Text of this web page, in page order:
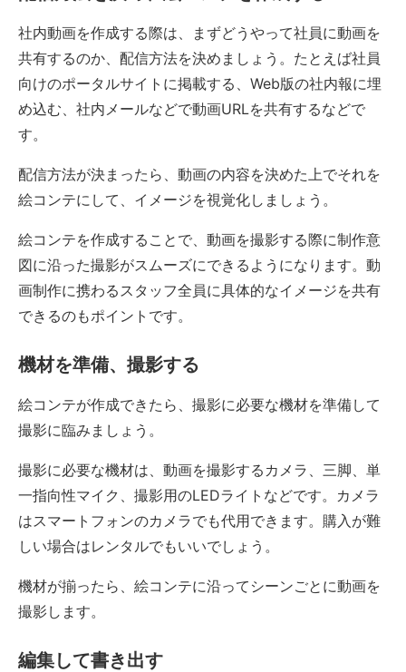
社内動画を作成する際は、まずどうやって社員に動画を
共有するのか、配信方法を決めましょう。たとえば社員
向けのポータルサイトに掲載する、Web版の社内報に埋
め込む、社内メールなどで動画URLを共有するなどで
す。
配信方法が決まったら、動画の内容を決めた上でそれを
絵コンテにして、イメージを視覚化しましょう。
絵コンテを作成することで、動画を撮影する際に制作意
図に沿った撮影がスムーズにできるようになります。動
画制作に携わるスタッフ全員に具体的なイメージを共有
できるのもポイントです。
機材を準備、撮影する
絵コンテが作成できたら、撮影に必要な機材を準備して
撮影に臨みましょう。
撮影に必要な機材は、動画を撮影するカメラ、三脚、単
一指向性マイク、撮影用のLEDライトなどです。カメラ
はスマートフォンのカメラでも代用できます。購入が難
しい場合はレンタルでもいいでしょう。
機材が揃ったら、絵コンテに沿ってシーンごとに動画を
撮影します。
編集して書き出す